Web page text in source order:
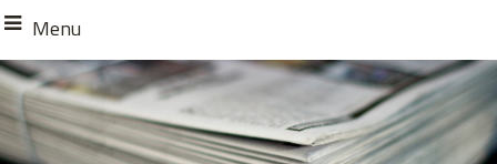
Menu